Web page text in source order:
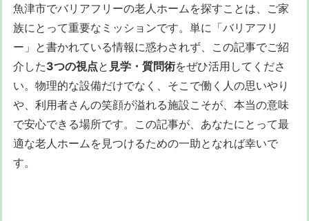
魚津市でバリアフリーの老人ホームを探すことは、ご家
族にとって重要なミッションです。単に「バリアフリ
ー」と書かれている情報に惑わされず、この記事でご紹
介した3つの視点と 見学・質問術をぜひ活用してくださ
い。物理的な設備だけでなく、そこで働く人の思いやり
や、利用者さんの笑顔が溢れる施設こそが、本当の意味
で安心できる場所です。この記事が、あなたにとって最
適な老人ホームを見つけるための一助となれば幸いで
す。